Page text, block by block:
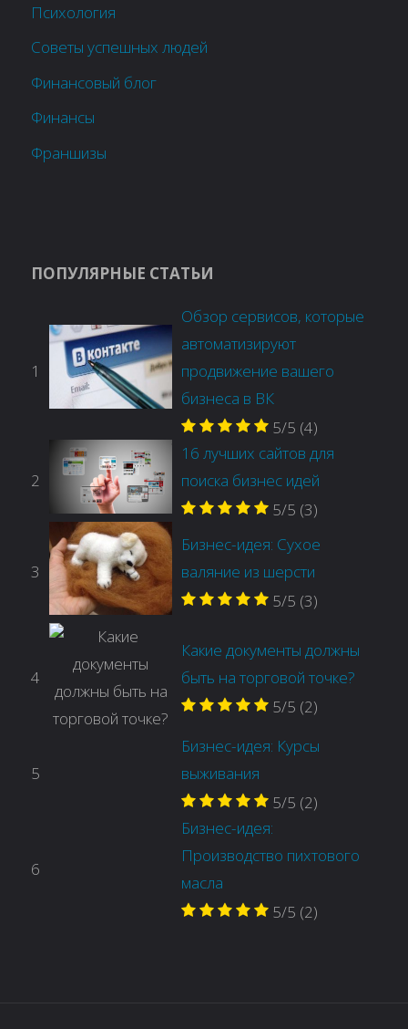
Психология
Советы успешных людей
Финансовый блог
Финансы
Франшизы
ПОПУЛЯРНЫЕ СТАТЬИ
1
Обзор сервисов, которые
автоматизируют
продвижение вашего
бизнеса в ВК
5/5 (4)
2
16 лучших сайтов для
поиска бизнес идей
5/5 (3)
3
Бизнес-идея: Сухое
валяние из шерсти
5/5 (3)
4
Какие документы должны
быть на торговой точке?
5/5 (2)
5
Бизнес-идея: Курсы
выживания
5/5 (2)
6
Бизнес-идея:
Производство пихтового
масла
5/5 (2)